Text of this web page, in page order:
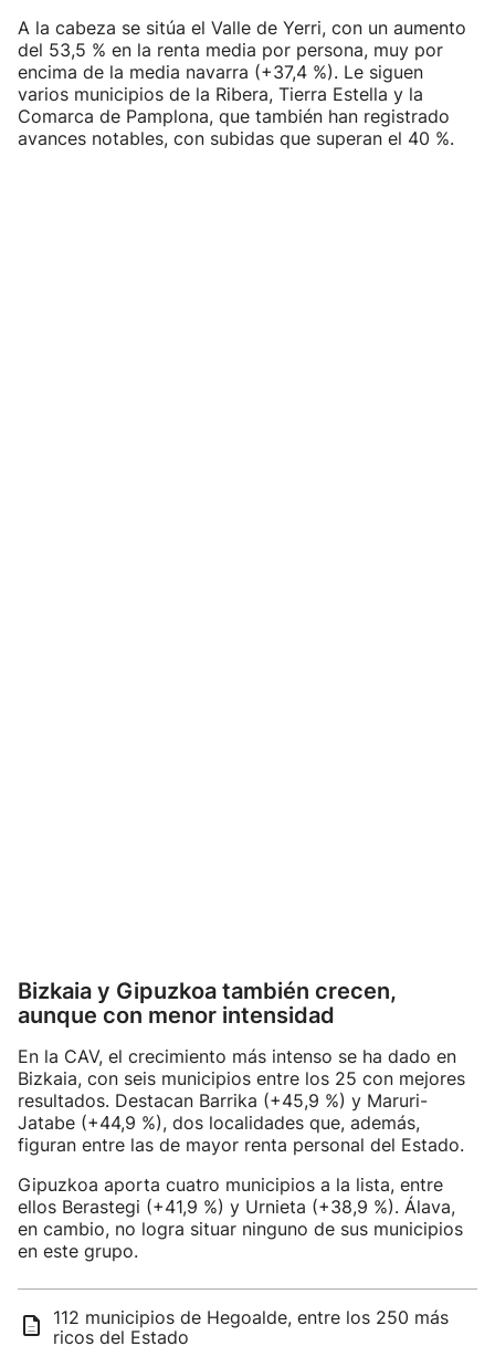
A la cabeza se sitúa el Valle de Yerri, con un aumento
del 53,5 % en la renta media por persona, muy por
encima de la media navarra (+37,4 %). Le siguen
varios municipios de la Ribera, Tierra Estella y la
Comarca de Pamplona, que también han registrado
avances notables, con subidas que superan el 40 %.
Bizkaia y Gipuzkoa también crecen,
aunque con menor intensidad
En la CAV, el crecimiento más intenso se ha dado en
Bizkaia, con seis municipios entre los 25 con mejores
resultados. Destacan Barrika (+45,9 %) y Maruri-
Jatabe (+44,9 %), dos localidades que, además,
figuran entre las de mayor renta personal del Estado.
Gipuzkoa aporta cuatro municipios a la lista, entre
ellos Berastegi (+41,9 %) y Urnieta (+38,9 %). Álava,
en cambio, no logra situar ninguno de sus municipios
en este grupo.
112 municipios de Hegoalde, entre los 250 más
ricos del Estado